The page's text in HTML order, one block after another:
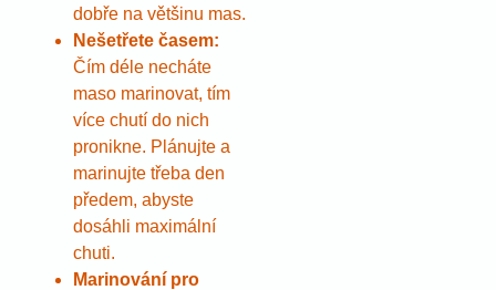
dobře na většinu mas.
Nešetřete časem:
Čím déle necháte
maso marinovat, tím
více chutí do nich
pronikne. Plánujte a
marinujte třeba den
předem, abyste
dosáhli maximální
chuti.
Marinování pro